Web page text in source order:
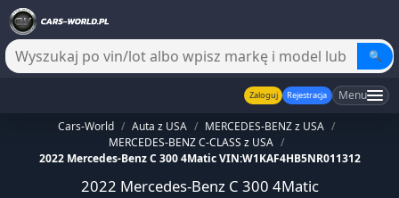
🔍
Zaloguj Rejestracja Menu
Cars-World / Auta z USA / MERCEDES-BENZ z USA /
MERCEDES-BENZ C-CLASS z USA /
2022 Mercedes-Benz C 300 4Matic VIN:W1KAF4HB5NR011312
2022 Mercedes-Benz C 300 4Matic